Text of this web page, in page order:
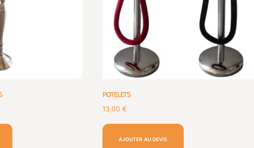
POTELETS
13,00 €
AJOUTER AU DEVIS